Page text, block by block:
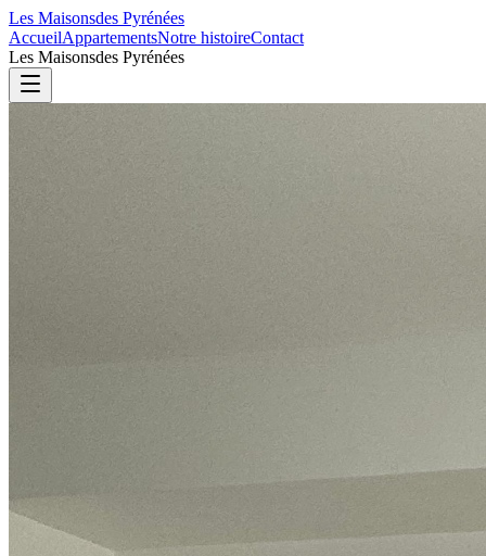
Les Maisonsdes Pyrénées
AccueilAppartementsNotre histoireContact
Les Maisonsdes Pyrénées